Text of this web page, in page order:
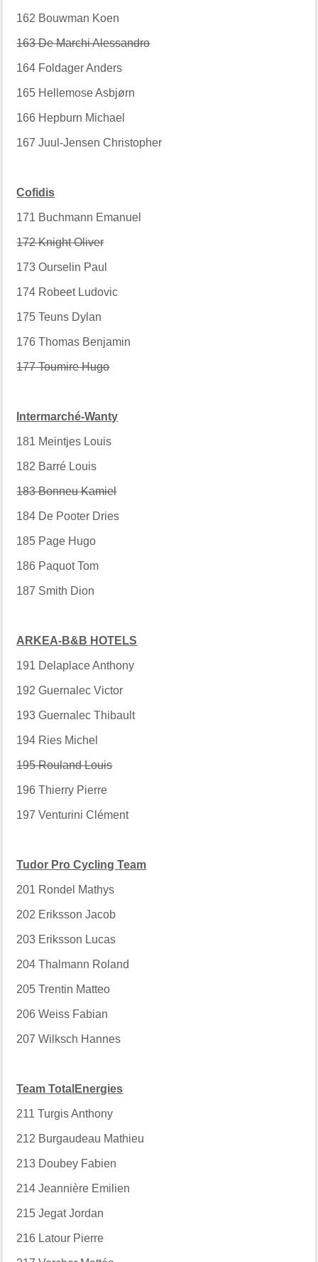
162 Bouwman Koen
163 De Marchi Alessandro
164 Foldager Anders
165 Hellemose Asbjørn
166 Hepburn Michael
167 Juul-Jensen Christopher
Cofidis
171 Buchmann Emanuel
172 Knight Oliver
173 Ourselin Paul
174 Robeet Ludovic
175 Teuns Dylan
176 Thomas Benjamin
177 Toumire Hugo
Intermarché-Wanty
181 Meintjes Louis
182 Barré Louis
183 Bonneu Kamiel
184 De Pooter Dries
185 Page Hugo
186 Paquot Tom
187 Smith Dion
ARKEA-B&B HOTELS
191 Delaplace Anthony
192 Guernalec Victor
193 Guernalec Thibault
194 Ries Michel
195 Rouland Louis
196 Thierry Pierre
197 Venturini Clément
Tudor Pro Cycling Team
201 Rondel Mathys
202 Eriksson Jacob
203 Eriksson Lucas
204 Thalmann Roland
205 Trentin Matteo
206 Weiss Fabian
207 Wilksch Hannes
Team TotalEnergies
211 Turgis Anthony
212 Burgaudeau Mathieu
213 Doubey Fabien
214 Jeannière Emilien
215 Jegat Jordan
216 Latour Pierre